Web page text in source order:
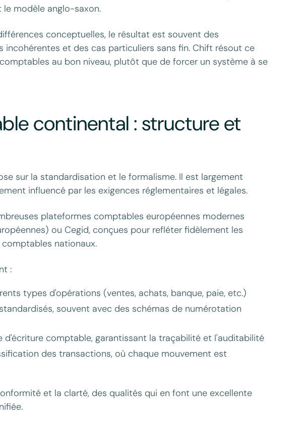
modèle anglo-saxon.
conceptuelles, le résultat est souvent des
incohérentes et des cas particuliers sans fin. Chift résout ce
au bon niveau, plutôt que de forcer un système à se
continental : structure et
sur la standardisation et le formalisme. Il est largement
influencé par les exigences réglementaires et légales.
plateformes comptables européennes modernes
ou Cegid, conçues pour refléter fidèlement les
nationaux.
:
types d'opérations (ventes, achats, banque, paie, etc.)
souvent avec des schémas de numérotation
d'écriture comptable, garantissant la traçabilité et l'auditabilité
des transactions, où chaque mouvement est
et la clarté, des qualités qui en font une excellente